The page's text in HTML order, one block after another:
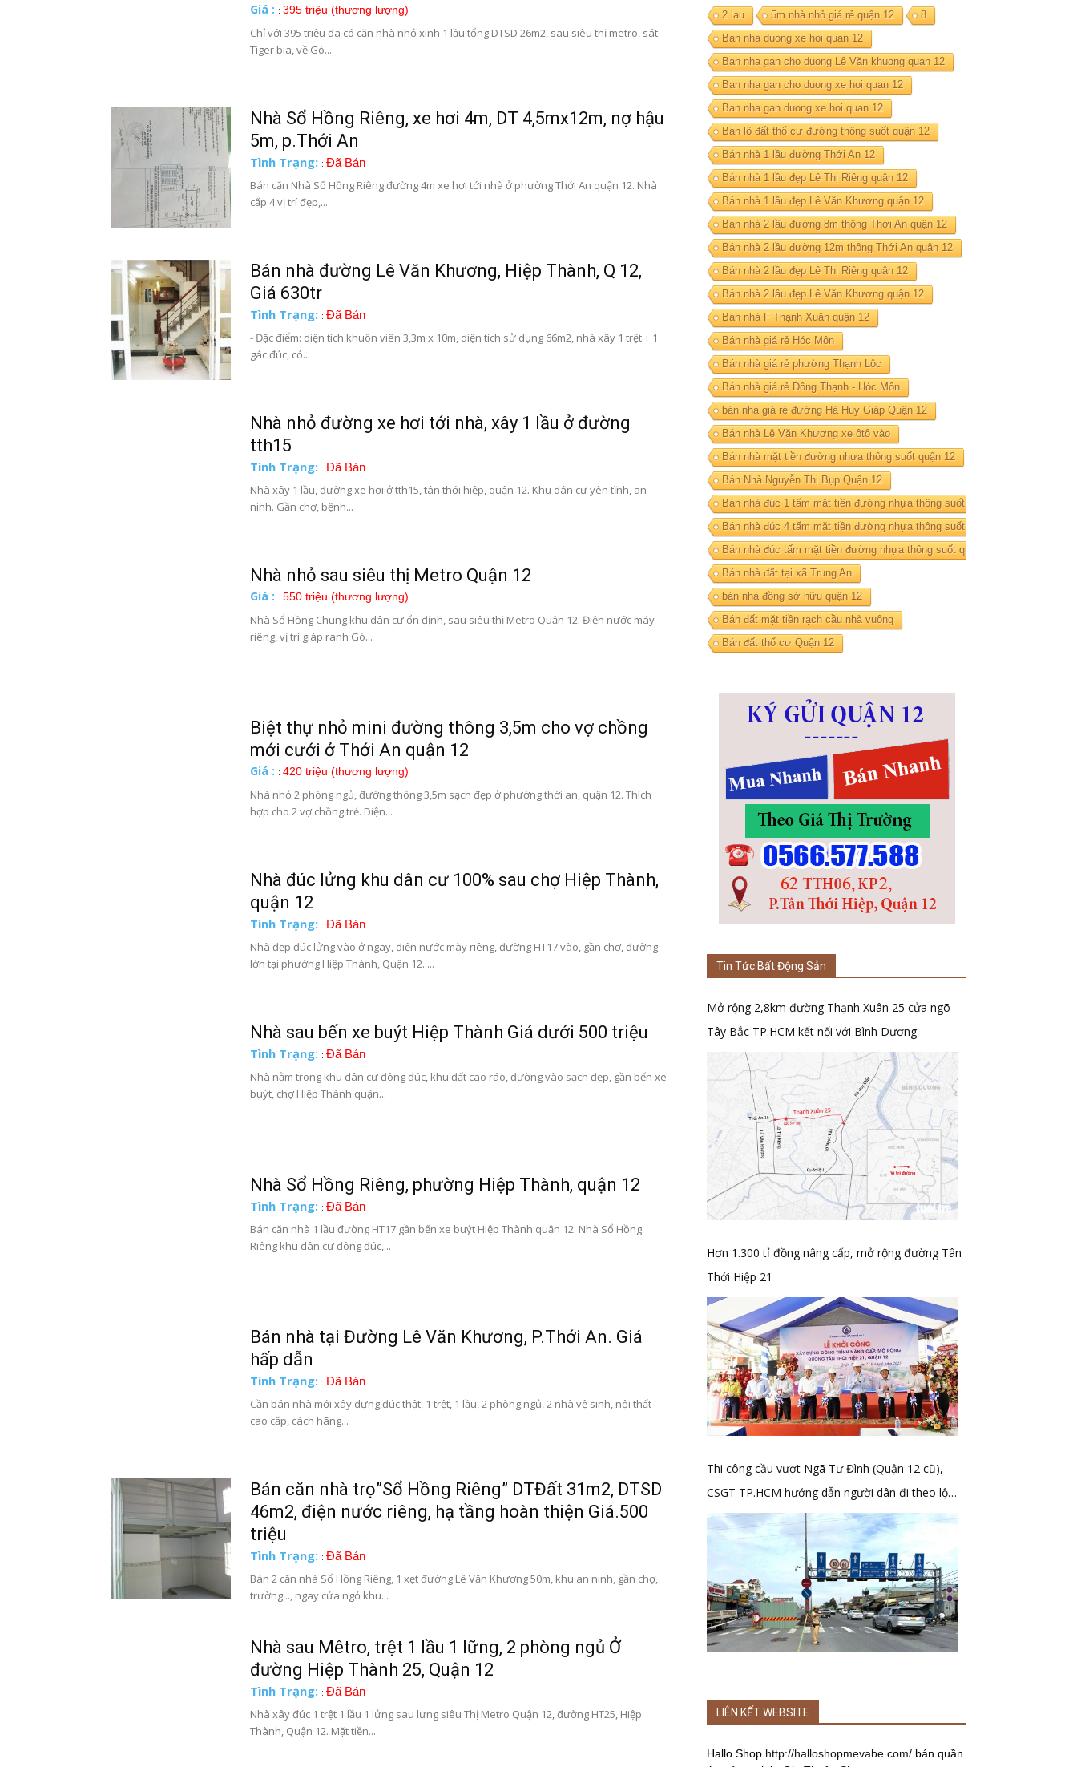
Giá : : 395 triệu (thương lượng)
Chỉ với 395 triệu đã có căn nhà nhỏ xinh 1 lầu tổng DTSD 26m2, sau siêu thị metro, sát
Tiger bia, về Gò...
Nhà Sổ Hồng Riêng, xe hơi 4m, DT 4,5mx12m, nợ hậu
5m, p.Thới An
Tình Trạng: : Đã Bán
Bán căn Nhà Sổ Hồng Riêng đường 4m xe hơi tới nhà ở phường Thới An quận 12. Nhà
cấp 4 vị trí đẹp,...
Bán nhà đường Lê Văn Khương, Hiệp Thành, Q 12,
Giá 630tr
Tình Trạng: : Đã Bán
- Đặc điểm: diện tích khuôn viên 3,3m x 10m, diện tích sử dụng 66m2, nhà xây 1 trệt + 1
gác đúc, có...
Nhà nhỏ đường xe hơi tới nhà, xây 1 lầu ở đường
tth15
Tình Trạng: : Đã Bán
Nhà xây 1 lầu, đường xe hơi ở tth15, tân thới hiệp, quận 12. Khu dân cư yên tĩnh, an
ninh. Gần chợ, bệnh...
Nhà nhỏ sau siêu thị Metro Quận 12
Giá : : 550 triệu (thương lượng)
Nhà Sổ Hồng Chung khu dân cư ổn định, sau siêu thị Metro Quận 12. Điện nước máy
riêng, vị trí giáp ranh Gò...
Biệt thự nhỏ mini đường thông 3,5m cho vợ chồng
mới cưới ở Thới An quận 12
Giá : : 420 triệu (thương lượng)
Nhà nhỏ 2 phòng ngủ, đường thông 3,5m sạch đẹp ở phường thới an, quận 12. Thích
hợp cho 2 vợ chồng trẻ. Diện...
Nhà đúc lửng khu dân cư 100% sau chợ Hiệp Thành,
quận 12
Tình Trạng: : Đã Bán
Nhà đẹp đúc lửng vào ở ngay, điện nước mày riêng, đường HT17 vào, gần chợ, đường
lớn tại phường Hiệp Thành, Quận 12. ...
Nhà sau bến xe buýt Hiệp Thành Giá dưới 500 triệu
Tình Trạng: : Đã Bán
Nhà nằm trong khu dân cư đông đúc, khu đất cao ráo, đường vào sạch đẹp, gần bến xe
buýt, chợ Hiệp Thành quận...
Nhà Sổ Hồng Riêng, phường Hiệp Thành, quận 12
Tình Trạng: : Đã Bán
Bán căn nhà 1 lầu đường HT17 gần bến xe buýt Hiệp Thành quận 12. Nhà Sổ Hồng
Riêng khu dân cư đông đúc,...
Bán nhà tại Đường Lê Văn Khương, P.Thới An. Giá
hấp dẫn
Tình Trạng: : Đã Bán
Cần bán nhà mới xây dựng,đúc thật, 1 trệt, 1 lầu, 2 phòng ngủ, 2 nhà vệ sinh, nội thất
cao cấp, cách hãng...
Bán căn nhà trọ”Sổ Hồng Riêng” DTĐất 31m2, DTSD
46m2, điện nước riêng, hạ tầng hoàn thiện Giá.500
triệu
Tình Trạng: : Đã Bán
Bán 2 căn nhà Sổ Hồng Riêng, 1 xẹt đường Lê Văn Khương 50m, khu an ninh, gần chợ,
trường..., ngay cửa ngỏ khu...
Nhà sau Mêtro, trệt 1 lầu 1 lững, 2 phòng ngủ Ở
đường Hiệp Thành 25, Quận 12
Tình Trạng: : Đã Bán
Nhà xây đúc 1 trệt 1 lầu 1 lửng sau lưng siêu Thị Metro Quận 12, đường HT25, Hiệp
Thành, Quận 12. Mặt tiền...
2 lau 5m nhà nhỏ giá rẻ quận 12
8
Ban nha duong xe hoi quan 12
Ban nha gan cho duong Lê Văn khuong quan 12
Ban nha gan cho duong xe hoi quan 12
Ban nha gan duong xe hoi quan 12
Bán lô đất thổ cư đường thông suốt quận 12
Bán nhà 1 lầu đường Thới An 12
Bán nhà 1 lầu đẹp Lê Thị Riêng quận 12
Bán nhà 1 lầu đẹp Lê Văn Khương quận 12
Bán nhà 2 lầu đường 8m thông Thới An quận 12
Bán nhà 2 lầu đường 12m thông Thới An quận 12
Bán nhà 2 lầu đẹp Lê Thị Riêng quận 12
Bán nhà 2 lầu đẹp Lê Văn Khương quận 12
Bán nhà F Thạnh Xuân quận 12
Bán nhà giá rẻ Hóc Môn
Bán nhà giá rẻ phường Thạnh Lộc
Bán nhà giá rẻ Đông Thạnh - Hóc Môn
bán nhà giá rẻ đường Hà Huy Giáp Quận 12
Bán nhà Lê Văn Khương xe ôtô vào
Bán nhà mặt tiền đường nhựa thông suốt quận 12
Bán Nhà Nguyễn Thị Bụp Quận 12
Bán nhà đúc 1 tấm mặt tiền đường nhựa thông suốt quận 12
Bán nhà đúc 4 tấm mặt tiền đường nhựa thông suốt quận 12
Bán nhà đúc tấm mặt tiền đường nhựa thông suốt quận 12
Bán nhà đất tại xã Trung An
bán nhà đồng sở hữu quận 12
Bán đất mặt tiền rạch cầu nhà vuông
Bán đất thổ cư Quận 12
Tin Tức Bất Động Sản
Mở rộng 2,8km đường Thạnh Xuân 25 cửa ngõ
Tây Bắc TP.HCM kết nối với Bình Dương
Hơn 1.300 tỉ đồng nâng cấp, mở rộng đường Tân
Thới Hiệp 21
Thi công cầu vượt Ngã Tư Đình (Quận 12 cũ),
CSGT TP.HCM hướng dẫn người dân đi theo lộ
trình mới
LIÊN KẾT WEBSITE
Hallo Shop http://halloshopmevabe.com/ bán quần